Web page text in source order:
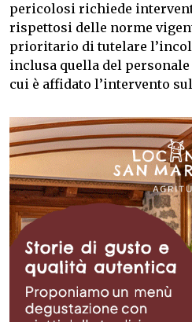
pericolosi richiede
rispettosi delle norme
prioritario di tutelare
inclusa quella del
cui è affidato l’intervento